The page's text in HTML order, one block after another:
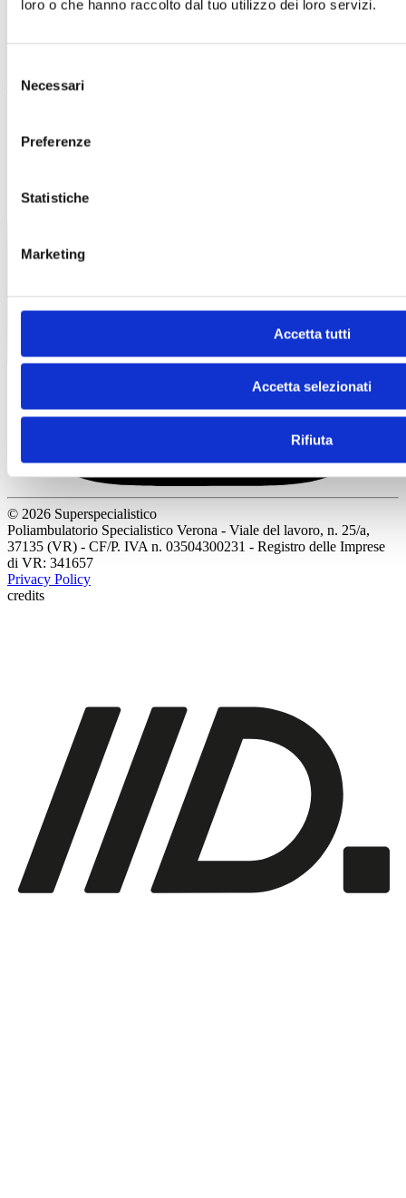
loro o che hanno raccolto dal tuo utilizzo dei loro servizi.
delNecessari
Preferenze
Statistiche
Marketing
Accetta tutti
Accetta selezionati
Rifiuta
Lavoro, 25/a, 37135 Verona VR
Alighieri, 5/4, 36060 Romano d’Ezzelino VI
Chi siamoFAQ
© 2026 Superspecialistico
Poliambulatorio Specialistico Verona - Viale del lavoro, n. 25/a,
37135 (VR) - CF/P. IVA n. 03504300231 - Registro delle Imprese
di VR: 341657
Privacy Policy
credits